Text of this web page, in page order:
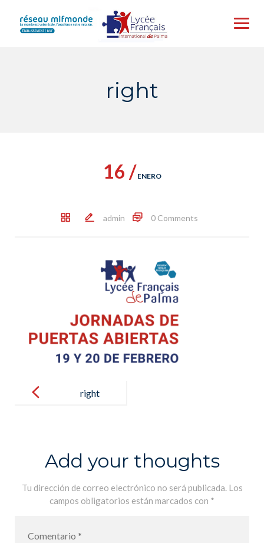
content
right
16 / ENERO
admin 0 Comments
navigation
right
Add your thoughts
Tu dirección de correo electrónico no será publicada. Los
campos obligatorios están marcados con *